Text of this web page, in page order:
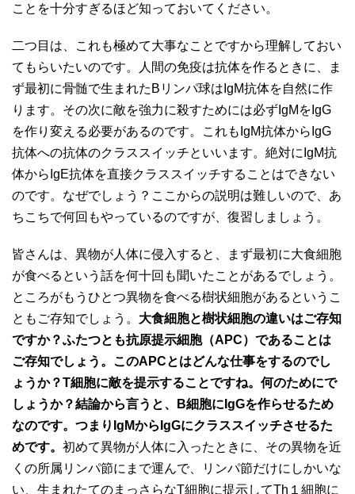
ことを十分すぎるほど知っておいてください。
二つ目は、これも極めて大事なことですから理解しておい
てもらいたいのです。人間の免疫は抗体を作るときに、ま
ず最初に骨髄で生まれたBリンパ球はIgM抗体を自然に作
ります。その次に敵を強力に殺すためには必ずIgMをIgG
を作り変える必要があるのです。これもIgM抗体からIgG
抗体への抗体のクラススイッチといいます。絶対にIgM抗
体からIgE抗体を直接クラススイッチすることはできない
のです。なぜでしょう？ここからの説明は難しいので、あ
ちこちで何回もやっているのですが、復習しましょう。
皆さんは、異物が人体に侵入すると、まず最初に大食細胞
が食べるという話を何十回も聞いたことがあるでしょう。
ところがもうひとつ異物を食べる樹状細胞があるというこ
ともご存知でしょう。 大食細胞と樹状細胞の違いはご存知
ですか？ふたつとも抗原提示細胞（APC）であることは
ご存知でしょう。このAPCとはどんな仕事をするのでし
ょうか？T細胞に敵を提示することですね。何のためにで
しょうか？結論から言うと、B細胞にIgGを作らせるため
なのです。つまりIgMからIgGにクラススイッチさせるた
めです。 初めて異物が人体に入ったときに、その異物を近
くの所属リンパ節にまで運んで、リンパ節だけにしかいな
い、生まれたてのまっさらなT細胞に提示してTh１細胞に